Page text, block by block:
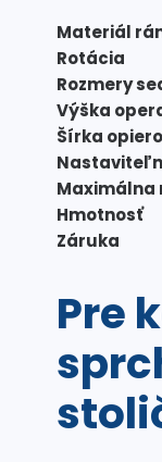
Materiál
Rotácia
Rozmery
Výška
Šírka
Maximálna
Hmotnosť
Záruka
Pre